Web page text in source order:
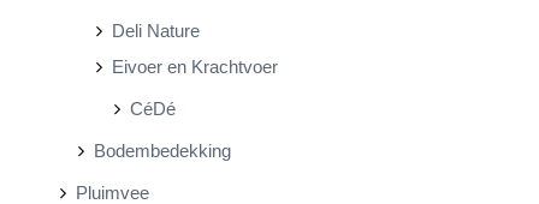
Deli Nature
Eivoer en Krachtvoer
CéDé
Bodembedekking
Pluimvee